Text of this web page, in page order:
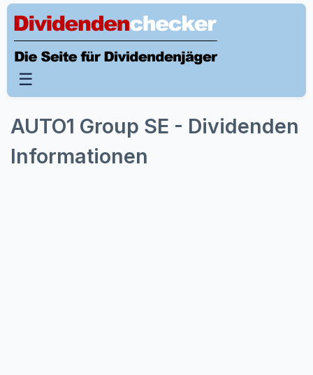
☰
AUTO1 Group SE - Dividenden
Informationen